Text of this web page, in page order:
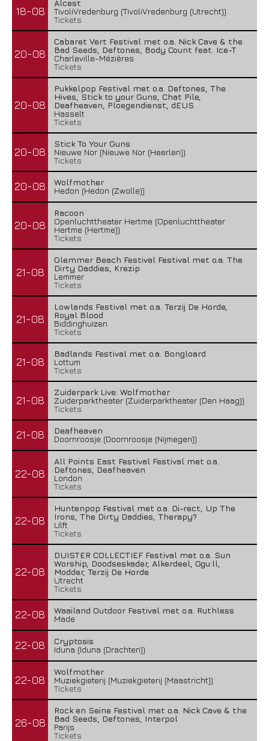
18-08
Alcest
TivoliVredenburg (TivoliVredenburg (Utrecht))
Tickets
20-08
Cabaret Vert Festival met o.a. Nick Cave & the
Bad Seeds, Deftones, Body Count feat. Ice-T
Charleville-Mézières
Tickets
20-08
Pukkelpop Festival met o.a. Deftones, The
Hives, Stick to your Guns, Chat Pile,
Deafheaven, Ploegendienst, dEUS
Hasselt
Tickets
20-08
Stick To Your Guns
Nieuwe Nor (Nieuwe Nor (Heerlen))
Tickets
20-08
Wolfmother
Hedon (Hedon (Zwolle))
20-08
Racoon
Openluchttheater Hertme (Openluchttheater
Hertme (Hertme))
Tickets
21-08
Glemmer Beach Festival Festival met o.a. The
Dirty Daddies, Krezip
Lemmer
Tickets
21-08
Lowlands Festival met o.a. Terzij De Horde,
Royal Blood
Biddinghuizen
Tickets
21-08
Badlands Festival met o.a. Bongloard
Lottum
Tickets
21-08
Zuiderpark Live: Wolfmother
Zuiderparktheater (Zuiderparktheater (Den Haag))
Tickets
21-08
Deafheaven
Doornroosje (Doornroosje (Nijmegen))
22-08
All Points East Festival Festival met o.a.
Deftones, Deafheaven
London
Tickets
22-08
Huntenpop Festival met o.a. Di-rect, Up The
Irons, The Dirty Daddies, Therapy?
Ulft
Tickets
22-08
DUISTER COLLECTIEF Festival met o.a. Sun
Worship, Doodseskader, Alkerdeel, Ggu:ll,
Modder, Terzij De Horde
Utrecht
Tickets
22-08
Waailand Outdoor Festival met o.a. Ruthless
Made
22-08
Cryptosis
Iduna (Iduna (Drachten))
22-08
Wolfmother
Muziekgieterij (Muziekgieterij (Maastricht))
Tickets
26-08
Rock en Seine Festival met o.a. Nick Cave & the
Bad Seeds, Deftones, Interpol
Parijs
Tickets